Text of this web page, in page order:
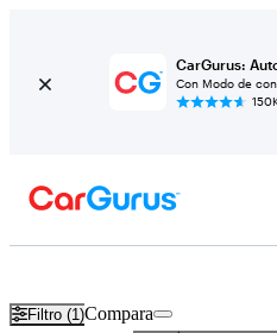
CarGurus:
Con Modo de
Filtro (1)Compara